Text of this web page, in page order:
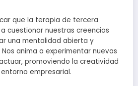
que la terapia de tercera
cuestionar nuestras creencias
una mentalidad abierta y
anima a experimentar nuevas
promoviendo la creatividad
empresarial.